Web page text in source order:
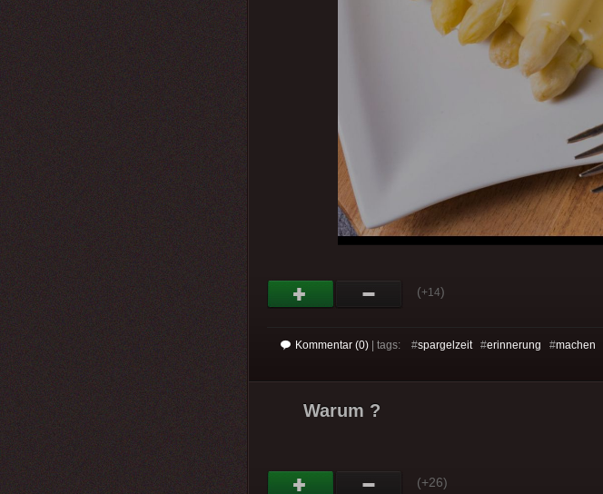
(+14)
Kommentar (0) | tags: #spargelzeit#erinnerung #machen
Warum ?
(+26)